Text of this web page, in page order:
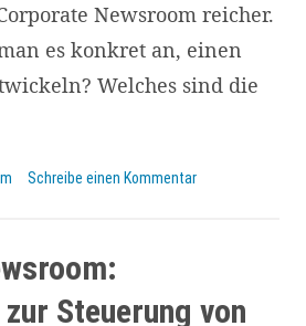
Newsroom reicher.
es konkret an, einen
Welches sind die
Schreibe einen Kommentar
Steuerung von